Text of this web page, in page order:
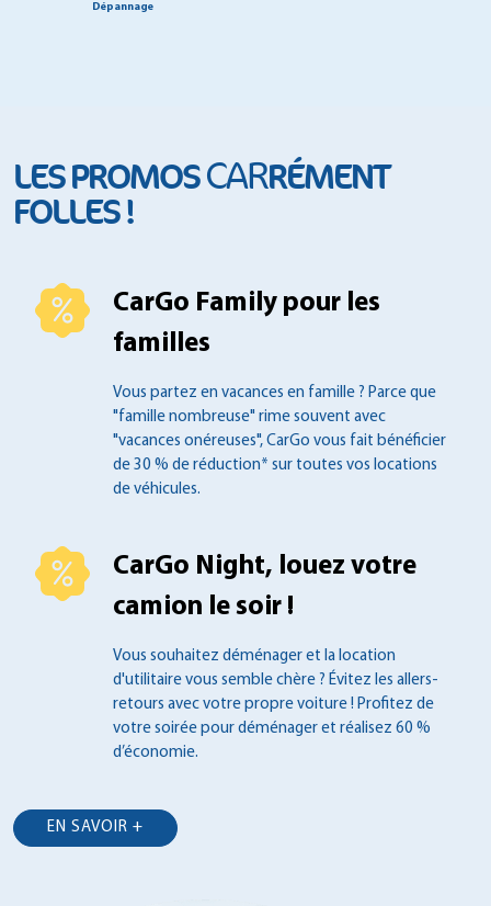
Dépannage
LES PROMOSCARRÉMENT
FOLLES !
CarGo Family pour les
familles
Vous partez en vacances en famille ? Parce que
"famille nombreuse" rime souvent avec
"vacances onéreuses", CarGo vous fait bénéficier
de 30 % de réduction* sur toutes vos locations
de véhicules.
CarGo Night, louez votre
camion le soir !
Vous souhaitez déménager et la location
d'utilitaire vous semble chère ? Évitez les allers-
retours avec votre propre voiture ! Profitez de
votre soirée pour déménager et réalisez 60 %
d’économie.
EN SAVOIR +